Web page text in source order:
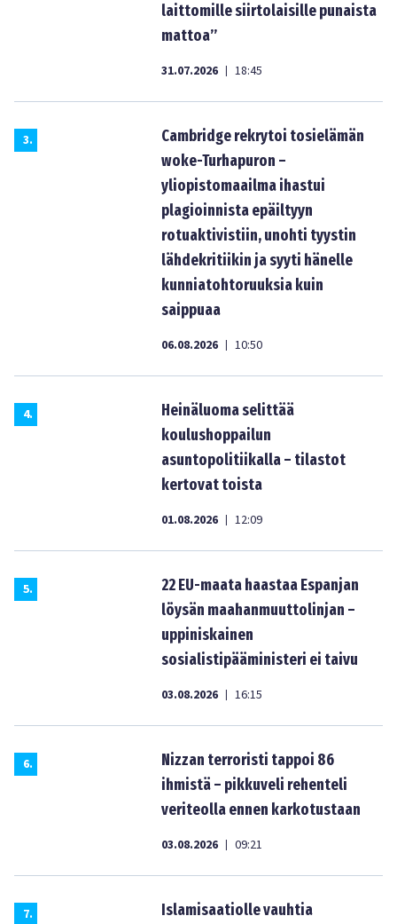
laittomille siirtolaisille punaista
mattoa”
31.07.2026 | 18:45
3.
Cambridge rekrytoi tosielämän
woke-Turhapuron –
yliopistomaailma ihastui
plagioinnista epäiltyyn
rotuaktivistiin, unohti tyystin
lähdekritiikin ja syyti hänelle
kunniatohtoruuksia kuin
saippuaa
06.08.2026 | 10:50
4.
Heinäluoma selittää
koulushoppailun
asuntopolitiikalla – tilastot
kertovat toista
01.08.2026 | 12:09
5.
22 EU-maata haastaa Espanjan
löysän maahanmuuttolinjan –
uppiniskainen
sosialistipääministeri ei taivu
03.08.2026 | 16:15
6.
Nizzan terroristi tappoi 86
ihmistä – pikkuveli rehenteli
veriteolla ennen karkotustaan
03.08.2026 | 09:21
7.
Islamisaatiolle vauhtia